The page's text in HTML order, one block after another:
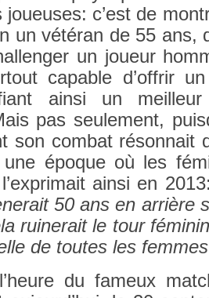
joueuses: c’est de
un vétéran de 55 ans,
un joueur
cap­able d’offrir
ainsi un
pas seule­ment,
son com­bat réson­nait
époque où les
l’exprimait ainsi en
50 ans en arrière
ruinerait le tour
de toutes les
du fameux